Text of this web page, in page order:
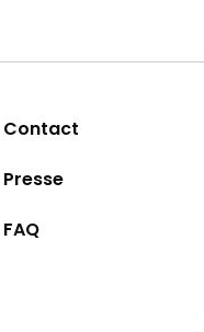
Contact
Presse
FAQ